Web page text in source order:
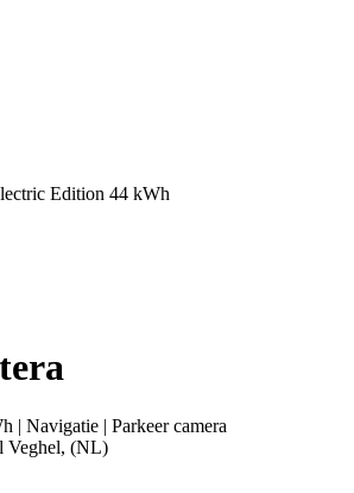
Edition 44 kWh
| Navigatie | Parkeer camera
Veghel, (NL)